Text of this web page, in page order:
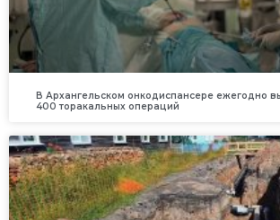
В Архангельском онкодиспансере ежегодно
400 торакальных операций